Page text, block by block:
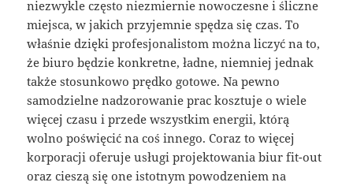
niezwykle często niezmiernie nowoczesne i śliczne
miejsca, w jakich przyjemnie spędza się czas. To
właśnie dzięki profesjonalistom można liczyć na to,
że biuro będzie konkretne, ładne, niemniej jednak
także stosunkowo prędko gotowe. Na pewno
samodzielne nadzorowanie prac kosztuje o wiele
więcej czasu i przede wszystkim energii, którą
wolno poświęcić na coś innego. Coraz to więcej
korporacji oferuje usługi projektowania biur fit-out
oraz cieszą się one istotnym powodzeniem na